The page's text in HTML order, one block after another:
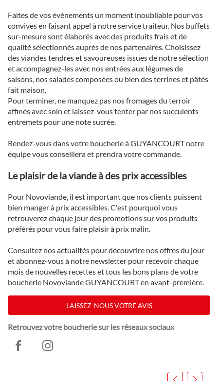
Faites de vos évènements un moment inoubliable pour vos
convives en faisant appel à notre service traiteur. Nos buffets
sur-mesure sont élaborés avec des produits frais et de
qualité sélectionnés auprès de nos partenaires. Choisissez
des viandes tendres et savoureuses issues de notre sélection
et accompagnez-les avec nos entrées aux légumes de
saisons, nos salades composées ou bien des terrines et pâtés
fait maison.
Pour terminer, ne manquez pas nos fromages du terroir
affinés avec soin et laissez-vous tenter par nos succulents
entremets pour une note sucrée.
Rendez-vous dans votre boucherie à GUYANCOURT notre
équipe vous conseillera et prendra votre commande.
Le plaisir de la viande à des prix accessibles
Pour Novoviande, il est important que nos clients puissent
bien manger à prix accessibles. C'est pourquoi vous
retrouverez chaque jour des promotions sur vos produits
préférés pour vous faire plaisir à prix malin.
Consultez nos actualités pour découvrire nos offres du jour
et abonnez-vous à notre newsletter pour recevoir chaque
mois de nouvelles recettes et tous les bons plans de votre
boucherie Novoviande GUYANCOURT en avant-première.
LAISSEZ-NOUS VOTRE AVIS
Retrouvez votre boucherie sur les réseaux sociaux
NovoviandeNovoviande